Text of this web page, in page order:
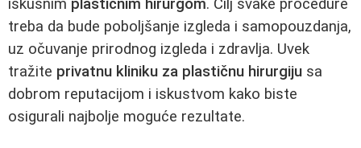
iskusnim plastičnim hirurgom. Cilj svake procedure
treba da bude poboljšanje izgleda i samopouzdanja,
uz očuvanje prirodnog izgleda i zdravlja. Uvek
tražite privatnu kliniku za plastičnu hirurgiju sa
dobrom reputacijom i iskustvom kako biste
osigurali najbolje moguće rezultate.